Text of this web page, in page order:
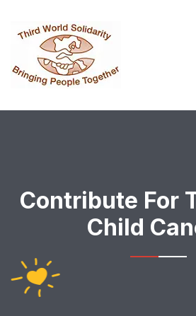
Contribute For
Child